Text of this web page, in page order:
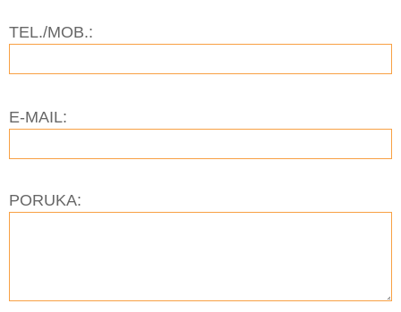
TEL./MOB.:
E-MAIL:
PORUKA: